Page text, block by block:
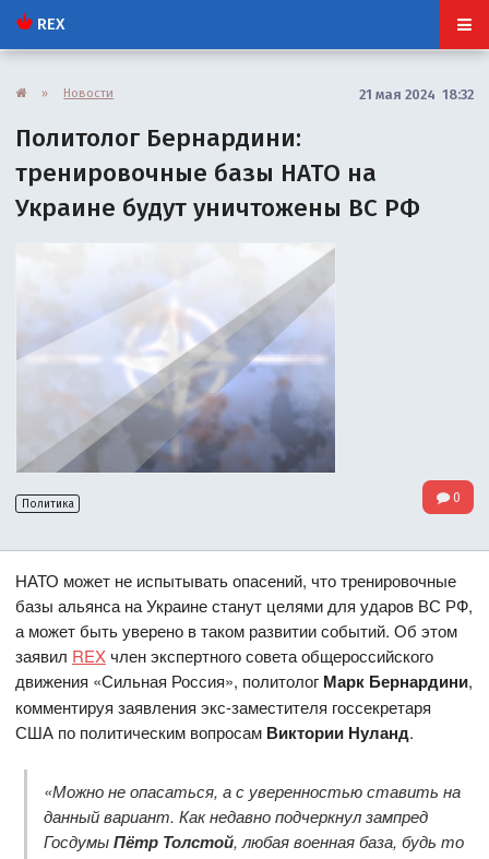
REX
» Новости 21 мая 2024 18:32
Политолог Бернардини:
тренировочные базы НАТО на
Украине будут уничтожены ВС РФ
Политика 0
НАТО может не испытывать опасений, что тренировочные
базы альянса на Украине станут целями для ударов ВС РФ,
а может быть уверено в таком развитии событий. Об этом
заявил REXчлен экспертного совета общероссийского
движения «Сильная Россия», политолог Марк Бернардини,
комментируя заявления экс-заместителя госсекретаря
США по политическим вопросам Виктории Нуланд.
«Можно не опасаться, а с уверенностью ставить на
данный вариант. Как недавно подчеркнул зампред
ГосдумыПётр Толстой, любая военная база, будь то